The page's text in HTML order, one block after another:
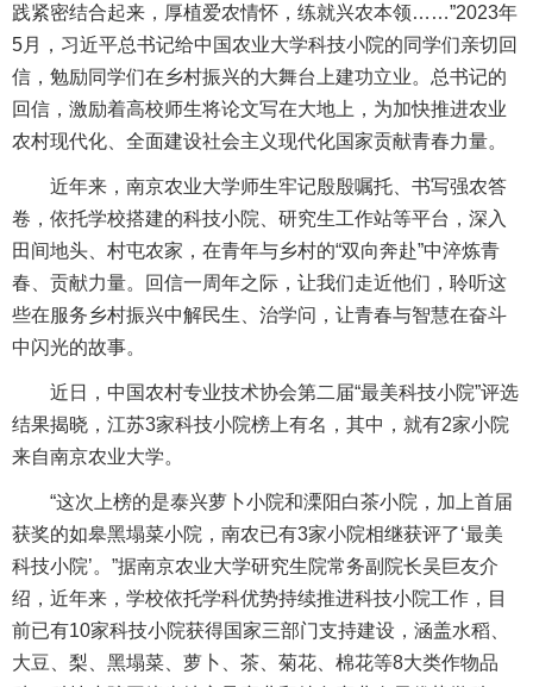
践紧密结合起来，厚植爱农情怀，练就兴农本领……”2023年
5月，习近平总书记给中国农业大学科技小院的同学们亲切回
信，勉励同学们在乡村振兴的大舞台上建功立业。总书记的
回信，激励着高校师生将论文写在大地上，为加快推进农业
农村现代化、全面建设社会主义现代化国家贡献青春力量。
近年来，南京农业大学师生牢记殷殷嘱托、书写强农答
卷，依托学校搭建的科技小院、研究生工作站等平台，深入
田间地头、村屯农家，在青年与乡村的“双向奔赴”中淬炼青
春、贡献力量。回信一周年之际，让我们走近他们，聆听这
些在服务乡村振兴中解民生、治学问，让青春与智慧在奋斗
中闪光的故事。
近日，中国农村专业技术协会第二届“最美科技小院”评选
结果揭晓，江苏3家科技小院榜上有名，其中，就有2家小院
来自南京农业大学。
“这次上榜的是泰兴萝卜小院和溧阳白茶小院，加上首届
获奖的如皋黑塌菜小院，南农已有3家小院相继获评了‘最美
科技小院’。”据南京农业大学研究生院常务副院长吴巨友介
绍，近年来，学校依托学科优势持续推进科技小院工作，目
前已有10家科技小院获得国家三部门支持建设，涵盖水稻、
大豆、梨、黑塌菜、萝卜、茶、菊花、棉花等8大类作物品